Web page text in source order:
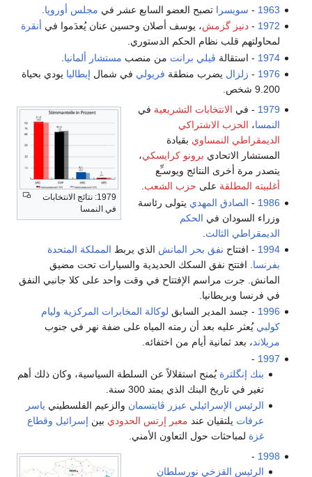
1963
- سويسرا تصبح العضو السابع عشر في مجلس أوروپا
1972
-دنيز گزمش، يوسف أصلان وحسين عنان يُعدَموا في أنقرة
لمحاولتهم قلب نظام الحكم الدستوري.
1974 - استقالة ڤيلي برانت من منصب مستشار ألمانيا
1976
- زلزال يضرب منطقة فريولي في شمال إيطاليا يودي بحياة
9.200 شخص.
1979: نتائج الانتخابات
في النمسا
1979 - في الانتخابات التشريعية في
النمسا، الحزب الاشتراكي
الديمقراطي النمساوي بقيادة
المستشار الاتحادي برونو كرايسكي،
يتصدر مرة أخرى النتائج ويوسـِّع
أغلبيته المطلقة على حزب الشعب.
1986
- الصادق المهدي يتولى رئاسة
وزراء السودان في الحكم
الديمقراطي الثالث
1994 - افتتاح نفق بحر المانش الذي يربط المملكة المتحدة
بفرنسا . افتتح نفق السكك الحديدية والسيارات تحت مضيق
المانش. جرت مراسم الإفتتاح في وقت واحد على كلا جانبي النفق
في فرنسا وبريطانيا.
1996 - جسد المدير السابق لوكالة المخابرات المركزية وليام
كولبي يُعثر عليه بعد أن رمته المياه على ضفة نهر في جنوب
مريلاند، بعد ثمانية أيام من اختفائه.
1997
-
بنك إنگلترة يُمنح استقلالاً عن السلطة السياسية، وكان ذلك أهم
تغير في تاريخ البنك الذي يمتد 300 سنة.
الرئيس الإسرائيلي عيزر ڤايتسمان والزعيم الفلسطيني ياسر
عرفات يلتقيان عند معبر إرتس الحدودي بين إسرائيل وقطاع
غزة لمباحثات حول التعاون الأمني.
1998
-
الرئيس القزخي نورسلطان